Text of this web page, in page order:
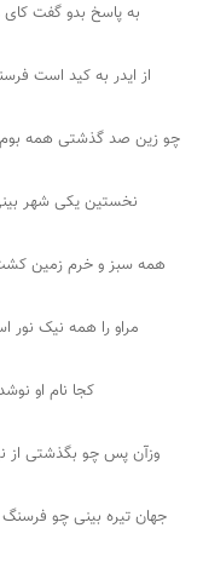
به پاسخ بدو گفت کای
از ایدر به کید است
چو زین صد گذشتی همه
نخستین یکی شهر
همه سبز و خرم زمین
مراو را همه نیک نور
کجا نام او
وزآن پس چو بگذشتی از
جهان تیره بینی چو